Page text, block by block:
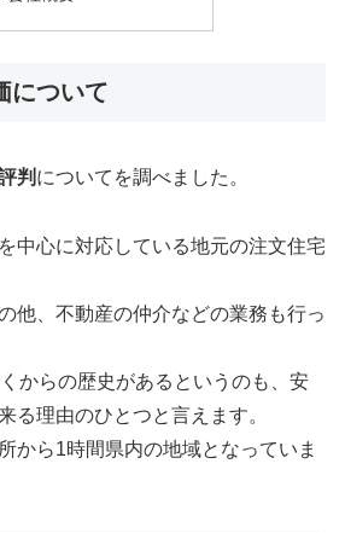
について
判 についてを調べました。
中心に対応している地元の注文住宅
他、不動産の仲介などの業務も行っ
からの歴史があるというのも、安
る理由のひとつと言えます。
から1時間県内の地域となっていま